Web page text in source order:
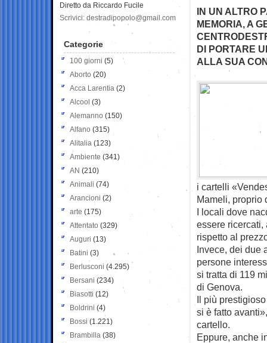
IN UN ALTRO
MEMORIA, A
DI PORTARE
ALLA SUA
i cartelli
Mameli, proprio
I locali dove
essere
rispetto al
Invece, dei due
persone
si tratta di 119
di Genova.
Il più
si è fatto
cartello.
Eppure, anche
Diretto da Riccardo Fucile
Scrivici: destradipopolo@gmail.com
Categorie
100 giorni (5)
Aborto (20)
Acca Larentia (2)
Alcool (3)
Alemanno (150)
Alfano (315)
Alitalia (123)
Ambiente (341)
AN (210)
Animali (74)
Arancioni (2)
arte (175)
Attentato (329)
Auguri (13)
Batini (3)
Berlusconi (4.295)
Bersani (234)
Biasotti (12)
Boldrini (4)
Bossi (1.221)
Brambilla (38)